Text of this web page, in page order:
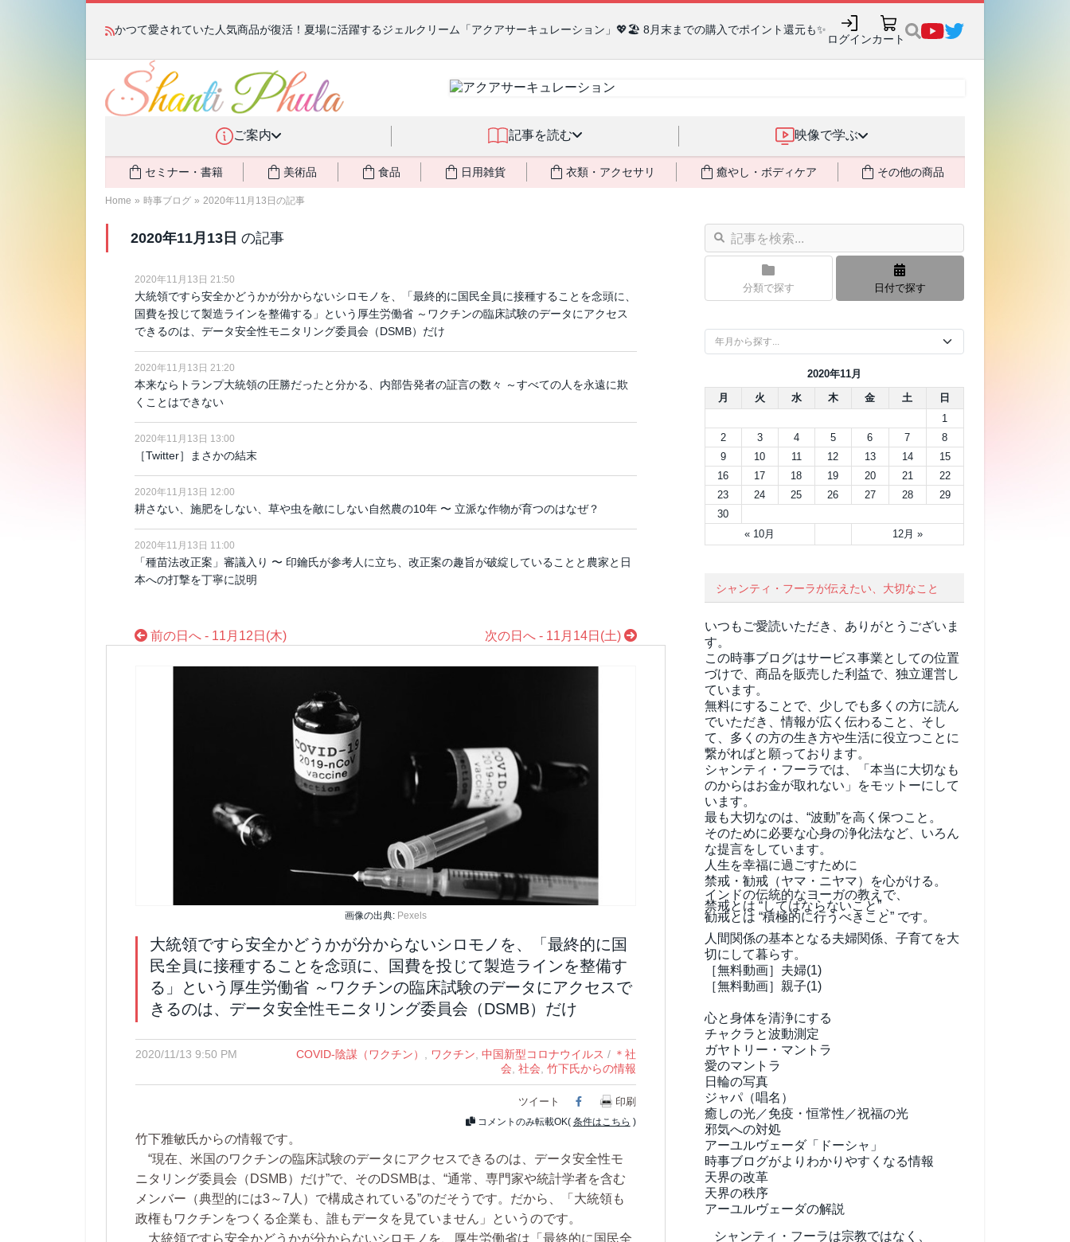
かつて愛されていた人気商品が復活！夏場に活躍するジェルクリーム「アクアサーキュレーション」💖🏖️ 8月末までの購入でポイント還元も✨
ログインカート
ご案内 記事を読む 映像で学ぶ
セミナー・書籍 美術品 食品 日用雑貨 衣類・アクセサリ 癒やし・ボディケア その他の商品
Home » 時事ブログ » 2020年11月13日の記事
2020年11月13日 の記事
2020年11月13日 21:50
大統領ですら安全かどうかが分からないシロモノを、「最終的に国民全員に接種することを念頭に、
国費を投じて製造ラインを整備する」という厚生労働省 ～ワクチンの臨床試験のデータにアクセス
できるのは、データ安全性モニタリング委員会（DSMB）だけ
2020年11月13日 21:20
本来ならトランプ大統領の圧勝だったと分かる、内部告発者の証言の数々 ～すべての人を永遠に欺
くことはできない
2020年11月13日 13:00
［Twitter］まさかの結末
2020年11月13日 12:00
耕さない、施肥をしない、草や虫を敵にしない自然農の10年 〜 立派な作物が育つのはなぜ？
2020年11月13日 11:00
「種苗法改正案」審議入り 〜 印鑰氏が参考人に立ち、改正案の趣旨が破綻していることと農家と日
本への打撃を丁寧に説明
前の日へ - 11月12日(木) 次の日へ - 11月14日(土)
画像の出典: Pexels
大統領ですら安全かどうかが分からないシロモノを、「最終的に国
民全員に接種することを念頭に、国費を投じて製造ラインを整備す
る」という厚生労働省 ～ワクチンの臨床試験のデータにアクセスで
きるのは、データ安全性モニタリング委員会（DSMB）だけ
2020/11/13 9:50 PM COVID-陰謀（ワクチン） ワクチン 中国新型コロナウイルス / ＊社
会 社会 竹下氏からの情報
ツイート Facebook
印刷
コメントのみ転載OK( 条件はこちら )
竹下雅敏氏からの情報です。
“現在、米国のワクチンの臨床試験のデータにアクセスできるのは、データ安全性モ
ニタリング委員会（DSMB）だけ”で、そのDSMBは、“通常、専門家や統計学者を含む
メンバー（典型的には3～7人）で構成されている”のだそうです。だから、「大統領も
政権もワクチンをつくる企業も、誰もデータを見ていません」というのです。
大統領ですら安全かどうかが分からないシロモノを、厚生労働省は「最終的に国民全
分類で探す 日付で探す
2020年11月
月
火 水 木 金 土 日
« 10月 12月 »
1
2
3 4 5 6 7
8
9
10 11 12 13 14
15
16
17 18 19 20 21
22
23
24 25 26 27 28
29
30
シャンティ・フーラが伝えたい、大切なこと
いつもご愛読いただき、ありがとうございま
す。
この時事ブログはサービス事業としての位置
づけで、商品を販売した利益で、独立運営し
ています。
無料にすることで、少しでも多くの方に読ん
でいただき、情報が広く伝わること、そし
て、 多くの方の生き方や生活に役立つことに
繋がればと願っております。
シャンティ・フーラでは、「本当に大切なも
のからはお金が取れない」をモットーにして
います。
最も大切なのは、“波動”を高く保つこと。
そのために必要な心身の浄化法など、いろん
な提言をしています。
人生を幸福に過ごすために
禁戒・勧戒（ヤマ・ニヤマ）を心がける。
インドの伝統的なヨーガの教えで、
禁戒とは “してはならないこと” 、
勧戒とは “積極的に行うべきこと” です。
人間関係の基本となる夫婦関係、子育てを大
切にして暮らす。
［無料動画］夫婦(1)
［無料動画］親子(1)
心と身体を清浄にする
チャクラと波動測定
ガヤトリー・マントラ
愛のマントラ
日輪の写真
ジャパ（唱名）
癒しの光／免疫・恒常性／祝福の光
邪気への対処
アーユルヴェーダ「ドーシャ」
時事ブログがよりわかりやすくなる情報
天界の改革
天界の秩序
アーユルヴェーダの解説
シャンティ・フーラは宗教ではなく、